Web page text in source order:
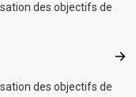
des objectifs de
des objectifs de